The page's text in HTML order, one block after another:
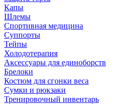
Капы
Шлемы
Спортивная медицина
Суппорты
Тейпы
Холодотерапия
Аксессуары для единоборств
Брелоки
Костюм для сгонки веса
Сумки и рюкзаки
Тренировочный инвентарь